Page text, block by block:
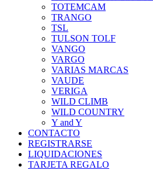
TOTEMCAM
TRANGO
TSL
TULSON TOLF
VANGO
VARGO
VARIAS MARCAS
VAUDE
VERIGA
WILD CLIMB
WILD COUNTRY
Y and Y
CONTACTO
REGISTRARSE
LIQUIDACIONES
TARJETA REGALO